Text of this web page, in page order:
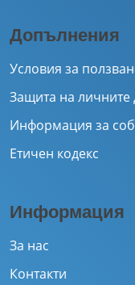
Допълнения
Условия за
Защита на личните
Информация за
Етичен кодекс
Информация
За нас
Контакти